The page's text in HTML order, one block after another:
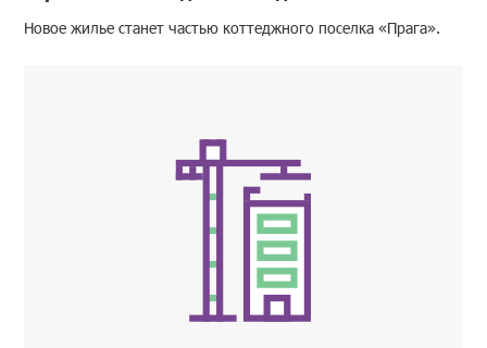
Новое жилье станет частью коттеджного поселка «Прага».